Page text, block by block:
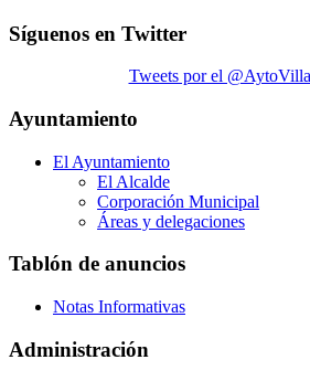
Síguenos en Twitter
Tweets por el
Ayuntamiento
El Ayuntamiento
El Alcalde
Corporación Municipal
Áreas y delegaciones
Tablón de anuncios
Notas Informativas
Administración